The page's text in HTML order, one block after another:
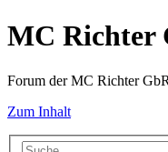
MC Richter
Forum der MC Richter GbR
Zum Inhalt